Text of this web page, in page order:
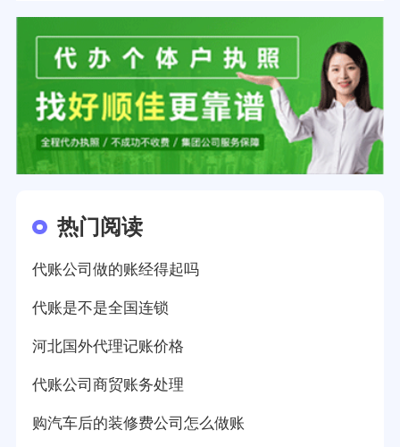
热门阅读
代账公司做的账经得起吗
代账是不是全国连锁
河北国外代理记账价格
代账公司商贸账务处理
购汽车后的装修费公司怎么做账